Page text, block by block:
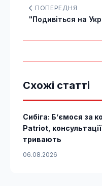
ПОПЕРЕДНЯ
"Подивіться на
Схожі статті
Сибіга: Б’ємося за
Patriot,
тривають
06.08.2026